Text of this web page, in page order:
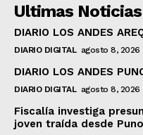
Ultimas Noticias
DIARIO LOS ANDES
DIARIO DIGITAL agosto 8, 2026
DIARIO LOS ANDES
DIARIO DIGITAL agosto 8, 2026
Fiscalía investiga
joven traída desde